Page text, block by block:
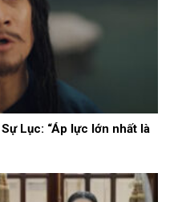
Lục: “Áp lực lớn nhất là